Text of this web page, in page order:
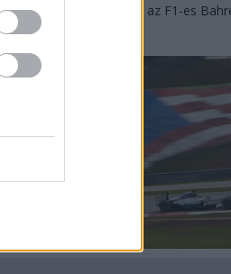
Megvan, mikor kezdődik az F1-es
Nagydíj Malajziában